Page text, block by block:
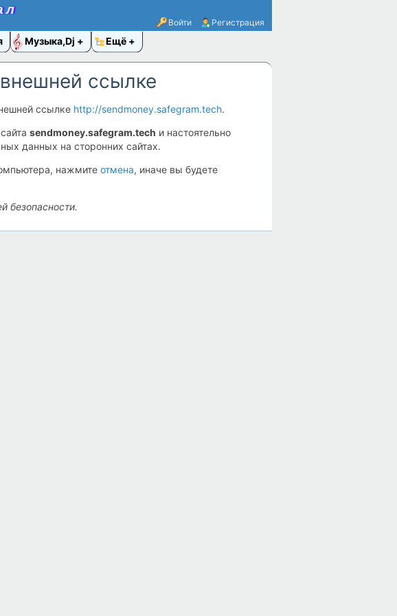
Войти Регистрация
Музыка,Dj Ещё
ссылке
ссылке http://sendmoney.safegram.tech.
sendmoney.safegram.tech и настоятельно
данных на сторонних сайтах.
нажмите отмена, иначе вы будете
безопасности.